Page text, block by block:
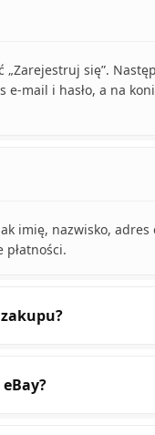
„Zarejestruj się”.
mail i hasło, a na
imię, nazwisko, adres